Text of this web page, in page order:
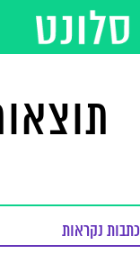
כתבות נקראות